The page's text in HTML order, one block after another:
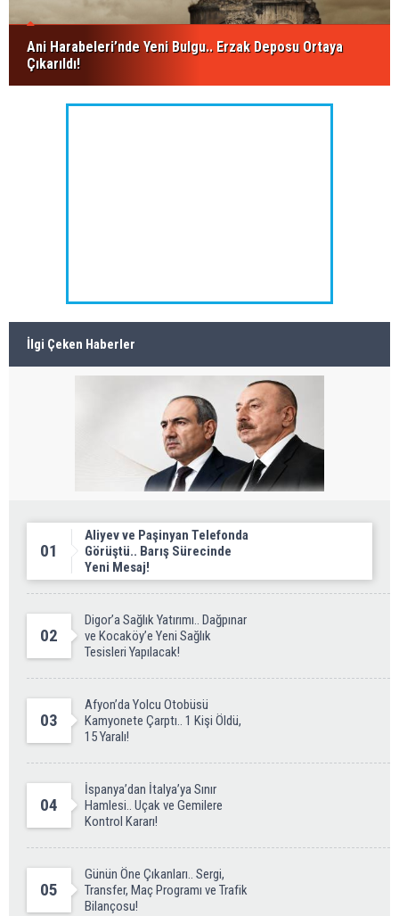
Ani Harabeleri’nde Yeni Bulgu.. Erzak Deposu Ortaya
Çıkarıldı!
İlgi Çeken Haberler
01
Aliyev ve Paşinyan Telefonda
Görüştü.. Barış Sürecinde
Yeni Mesaj!
02
Digor’a Sağlık Yatırımı.. Dağpınar
ve Kocaköy’e Yeni Sağlık
Tesisleri Yapılacak!
03
Afyon’da Yolcu Otobüsü
Kamyonete Çarptı.. 1 Kişi Öldü,
15 Yaralı!
04
İspanya’dan İtalya’ya Sınır
Hamlesi.. Uçak ve Gemilere
Kontrol Kararı!
05
Günün Öne Çıkanları.. Sergi,
Transfer, Maç Programı ve Trafik
Bilançosu!